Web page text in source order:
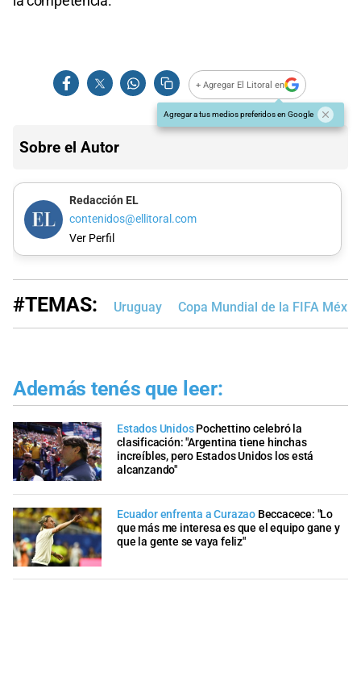
+ Agregar El Litoral en
Agregar a tus medios preferidos en Google
Sobre el Autor
Redacción EL
contenidos@ellitoral.com
Ver Perfil
#TEMAS: Uruguay Copa Mundial de la FIFA
Además tenés que leer:
Estados Unidos Pochettino celebró la
clasificación: "Argentina tiene hinchas
increíbles, pero Estados Unidos los está
alcanzando"
Ecuador enfrenta a Curazao Beccacece: "Lo
que más me interesa es que el equipo gane y
que la gente se vaya feliz"